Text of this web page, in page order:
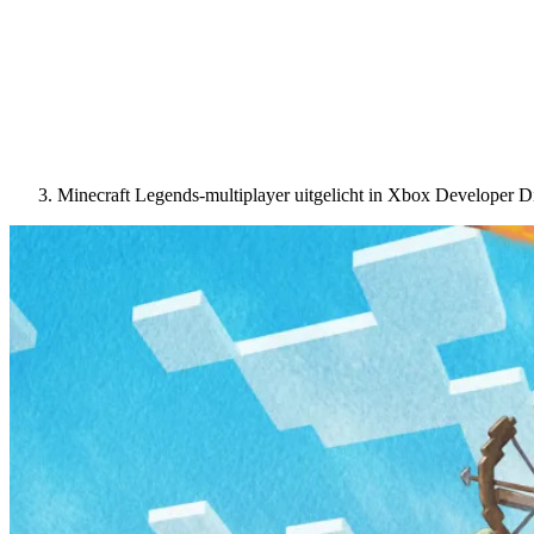
Minecraft Legends-multiplayer uitgelicht in Xbox Developer